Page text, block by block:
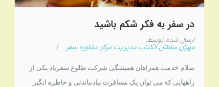
در سفر به فکر شکم باشید
ارسال شده توسط:
مهران سلطان الکتاب مدیریت مرکز مشاوره سفر /
سلام خدمت همراهان همیشگی شرکت طلوع سفریاد یکی از
راههایی که می توان یک مسافرت بیادماندنی و خاطره انگیز